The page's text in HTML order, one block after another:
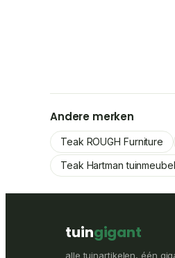
Andere merken
Teak ROUGH Furniture
Teak Hartman
tuingigant
alle tuinartikelen, één